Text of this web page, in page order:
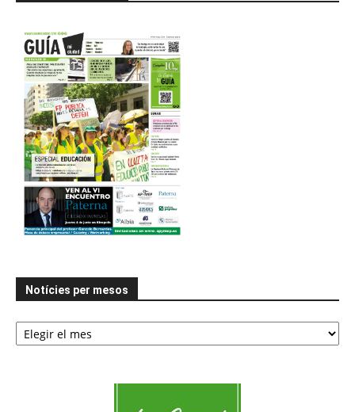
Notícies per mesos
Notícies
per